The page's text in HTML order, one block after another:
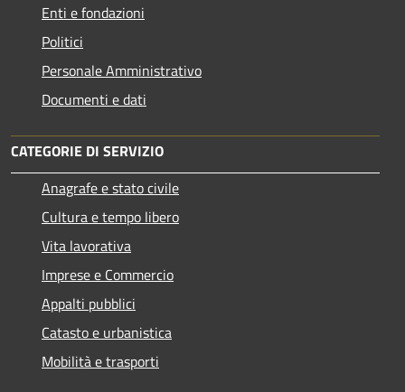
Enti e fondazioni
Politici
Personale Amministrativo
Documenti e dati
CATEGORIE DI SERVIZIO
Anagrafe e stato civile
Cultura e tempo libero
Vita lavorativa
Imprese e Commercio
Appalti pubblici
Catasto e urbanistica
Mobilità e trasporti